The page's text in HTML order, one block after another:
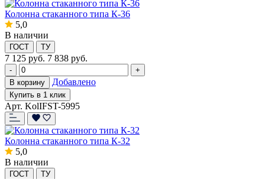
Колонна стаканного типа К-36
5,0
В наличии
ГОСТ ТУ
7 125 руб. 7 838 руб.
-
+
В корзину
Добавлено
Купить в 1 клик
Арт. KolIFST-5995
Колонна стаканного типа К-32
5,0
В наличии
ГОСТ ТУ